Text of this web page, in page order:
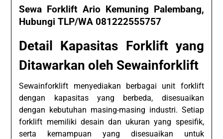
Sewa Forklift Ario Kemuning Palembang,
Hubungi TLP/WA 081222555757
Detail Kapasitas Forklift yang
Ditawarkan oleh Sewainforklift
Sewainforklift menyediakan berbagai unit forklift
dengan kapasitas yang berbeda, disesuaikan
dengan kebutuhan masing-masing industri. Setiap
forklift memiliki desain dan ukuran yang spesifik,
serta kemampuan yang disesuaikan untuk